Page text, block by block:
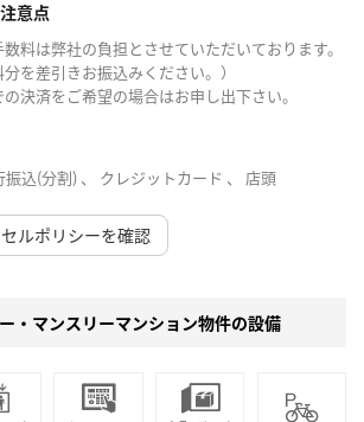
意点
料は弊社の負担とさせていただいております。
を差引きお振込みください。）
決済をご希望の場合はお申し出下さい。
込(分割) 、 クレジットカード 、 店頭
ルポリシーを確認
・マンスリーマンション物件の設備